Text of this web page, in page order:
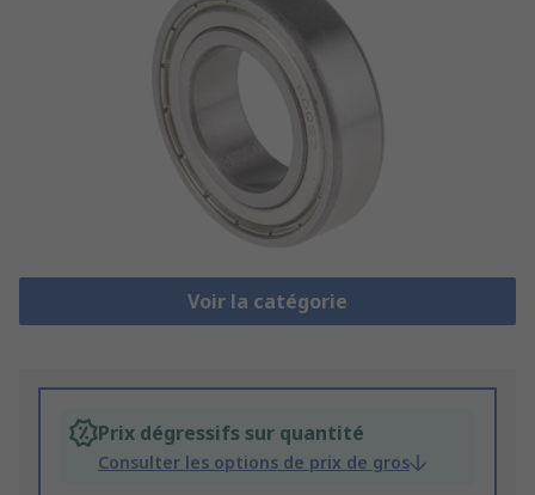
Voir la catégorie
Prix dégressifs sur quantité
Consulter les options de prix de gros